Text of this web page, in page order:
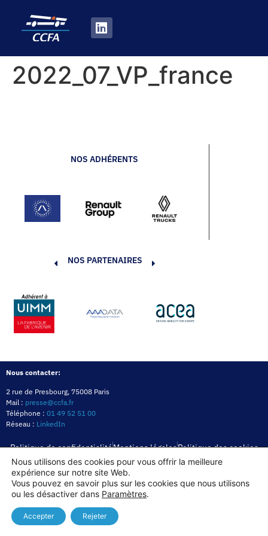
2022_07_VP_france
NOS ADHÉRENTS
NOS PARTENAIRES
Nous contacter:
2 rue de Presbourg, 75008 Paris
Mail : presse@ccfa.fr
Téléphone : 01 49 52 51 00
Réseau : LinkedIn
Politique de confidentialitéMentions légalesPolitique des cookies
Copyright© 2026
Nous utilisons des cookies pour vous offrir la meilleure
expérience sur notre site Web.
Vous pouvez en savoir plus sur les cookies que nous utilisons
ou les désactiver dans Paramètres.
Accepter Rejeter